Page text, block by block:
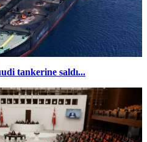
tankerine saldı...